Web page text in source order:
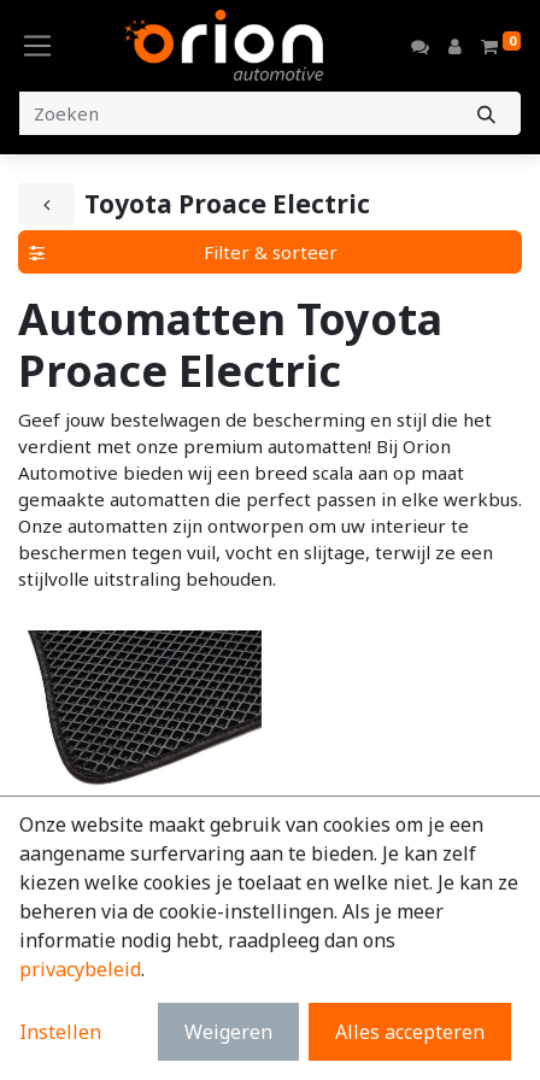
0
Toyota Proace Electric
Filter & sorteer
Automatten Toyota
Proace Electric
Geef jouw bestelwagen de bescherming en stijl die het
verdient met onze premium automatten! Bij Orion
Automotive bieden wij een breed scala aan op maat
gemaakte automatten die perfect passen in elke werkbus.
Onze automatten zijn ontworpen om uw interieur te
beschermen tegen vuil, vocht en slijtage, terwijl ze een
stijlvolle uitstraling behouden.
Op voorraad
Automat Toyota Proace
Electric 2021+ Heavy duty
voormat
€102,96excl. BTW
incl. BTW
Onze website maakt gebruik van cookies om je een
aangename surfervaring aan te bieden. Je kan zelf
kiezen welke cookies je toelaat en welke niet. Je kan ze
beheren via de cookie-instellingen. Als je meer
informatie nodig hebt, raadpleeg dan ons
privacybeleid.
Instellen Weigeren Alles accepteren